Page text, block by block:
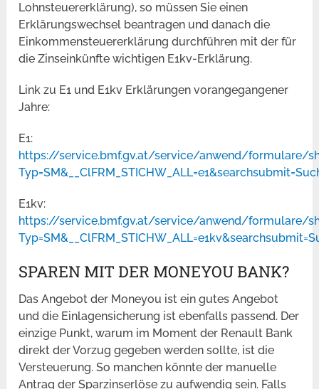
Lohnsteuererklärung), so müssen Sie einen
Erklärungswechsel beantragen und danach die
Einkommensteuererklärung durchführen mit der für
die Zinseinkünfte wichtigen E1kv-Erklärung.
Link zu E1 und E1kv Erklärungen vorangegangener
Jahre:
E1:
https://service.bmf.gv.at/service/anwend/formulare/
E1kv:
https://service.bmf.gv.at/service/anwend/formulare/
SPAREN MIT DER MONEYOU BANK?
Das Angebot der Moneyou ist ein gutes Angebot
und die Einlagensicherung ist ebenfalls passend. Der
einzige Punkt, warum im Moment der Renault Bank
direkt der Vorzug gegeben werden sollte, ist die
Versteuerung. So manchen könnte der manuelle
Antrag der Sparzinserlöse zu aufwendig sein. Falls